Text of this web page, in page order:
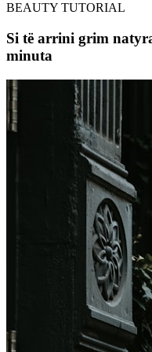
BEAUTY TUTORIAL
Si të arrini grim
minuta